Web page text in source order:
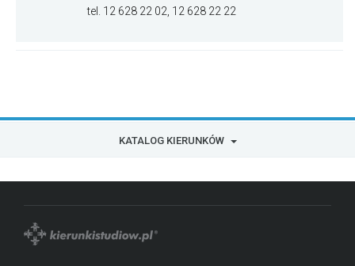
tel. 12 628 22 02, 12 628 22 22
KATALOG KIERUNKÓW